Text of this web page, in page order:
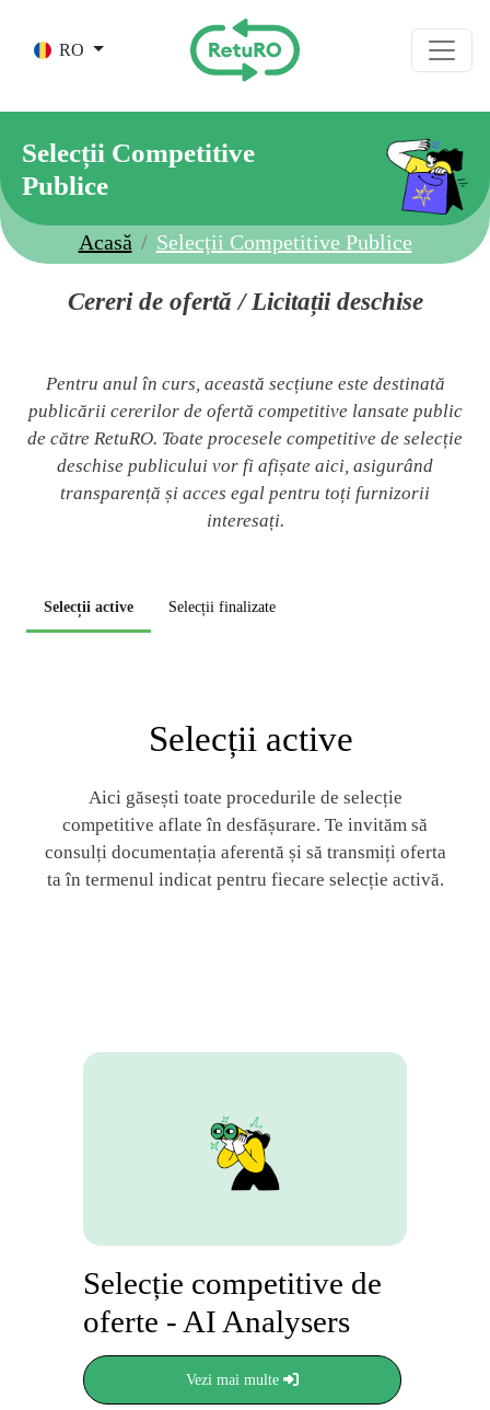
RO
Selecții Competitive
Publice
Acasă Selecții Competitive Publice
Cereri de ofertă / Licitații deschise
Pentru anul în curs, această secțiune este destinată
publicării cererilor de ofertă competitive lansate public
de către RetuRO. Toate procesele competitive de selecție
deschise publicului vor fi afișate aici, asigurând
transparență și acces egal pentru toți furnizorii
interesați.
Selecții active Selecții finalizate
Selecții active
Aici găsești toate procedurile de selecție
competitive aflate în desfășurare. Te invităm să
consulți documentația aferentă și să transmiți oferta
ta în termenul indicat pentru fiecare selecție activă.
Selecție competitive de
oferte - AI Analysers
Vezi mai multe